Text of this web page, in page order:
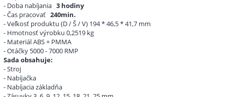
- Doba nabíjania 3 hodiny
- Čas pracovať 240min.
- Veľkosť produktu (D / Š / V) 194 * 46,5 * 41,7 mm
- Hmotnosť výrobku 0,2519 kg
- Materiál ABS + PMMA
- Otáčky 5000 - 7000 RMP
Sada obsahuje:
- Stroj
- Nabíjačka
- Nabíjacia základňa